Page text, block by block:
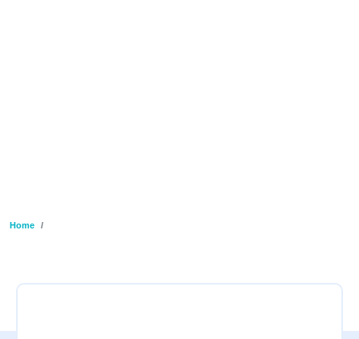
Ruta de navegación
Home